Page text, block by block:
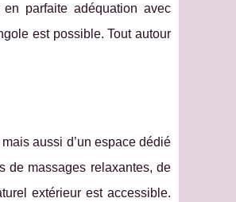
parfaite adéquation avec
est possible. Tout autour
aussi d’un espace dédié
de massages relaxantes, de
extérieur est accessible.